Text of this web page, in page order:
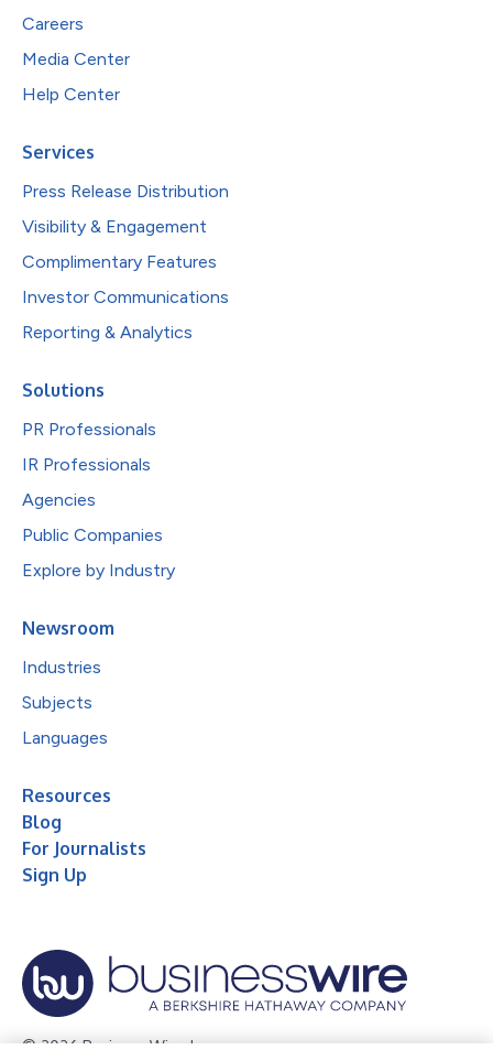
Careers
Media Center
Help Center
Services
Press Release Distribution
Visibility & Engagement
Complimentary Features
Investor Communications
Reporting & Analytics
Solutions
PR Professionals
IR Professionals
Agencies
Public Companies
Explore by Industry
Newsroom
Industries
Subjects
Languages
Resources
Blog
For Journalists
Sign Up